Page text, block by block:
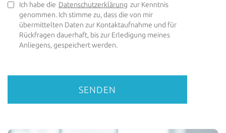
Ich habe die Datenschutzerklärung zur Kenntnis
genommen. Ich stimme zu, dass die von mir
übermittelten Daten zur Kontaktaufnahme und für
Rückfragen dauerhaft, bis zur Erledigung meines
Anliegens, gespeichert werden.
SENDEN